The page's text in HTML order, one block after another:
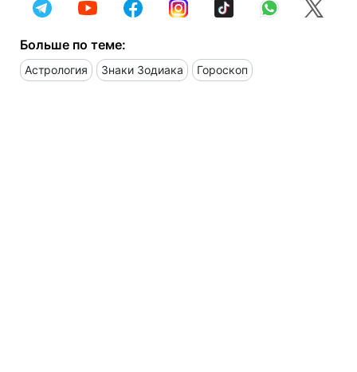
Больше по теме:
Астрология Знаки Зодиака Гороскоп